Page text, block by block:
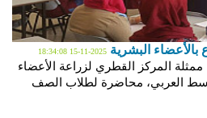
البشرية 2025-11-15 18:34:08
المركز القطري لزراعة الأعضاء
العربي، محاضرة لطلاب الصف